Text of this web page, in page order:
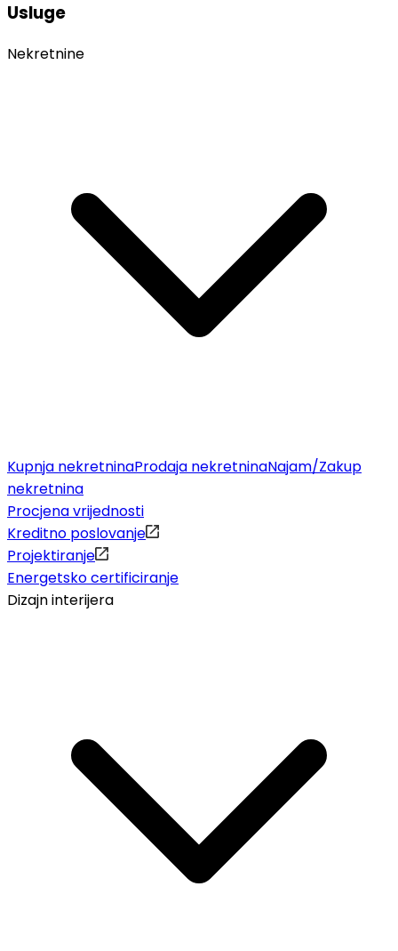
Usluge
Nekretnine
Kupnja nekretninaProdaja nekretninaNajam/Zakup
nekretnina
Procjena vrijednosti
Kreditno poslovanje
Projektiranje
Energetsko certificiranje
Dizajn interijera